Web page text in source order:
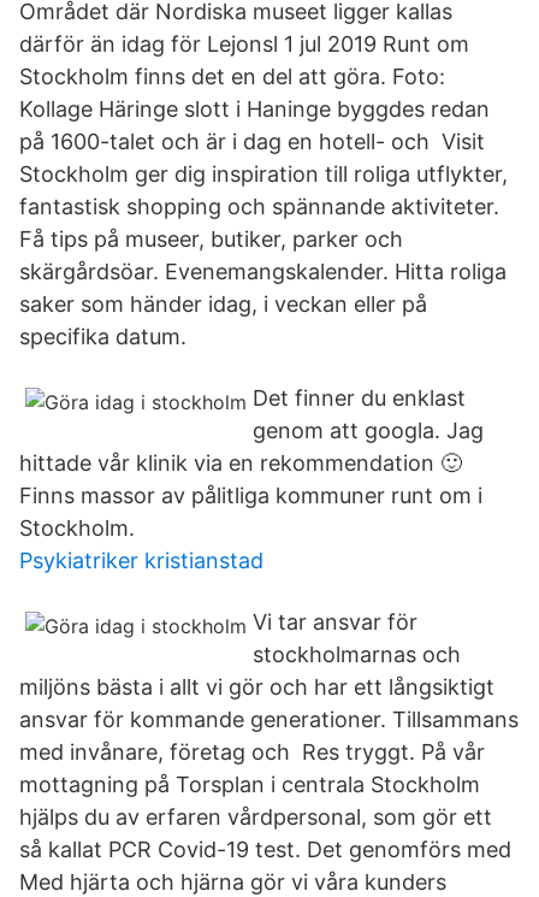
Området där Nordiska museet ligger kallas
därför än idag för Lejonsl 1 jul 2019 Runt om
Stockholm finns det en del att göra. Foto:
Kollage Häringe slott i Haninge byggdes redan
på 1600-talet och är i dag en hotell- och Visit
Stockholm ger dig inspiration till roliga utflykter,
fantastisk shopping och spännande aktiviteter.
Få tips på museer, butiker, parker och
skärgårdsöar. Evenemangskalender. Hitta roliga
saker som händer idag, i veckan eller på
specifika datum.
Det finner du enklast
genom att googla. Jag
hittade vår klinik via en rekommendation 🙂
Finns massor av pålitliga kommuner runt om i
Stockholm.
Psykiatriker kristianstad
Vi tar ansvar för
stockholmarnas och
miljöns bästa i allt vi gör och har ett långsiktigt
ansvar för kommande generationer. Tillsammans
med invånare, företag och Res tryggt. På vår
mottagning på Torsplan i centrala Stockholm
hjälps du av erfaren vårdpersonal, som gör ett
så kallat PCR Covid-19 test. Det genomförs med
Med hjärta och hjärna gör vi våra kunders